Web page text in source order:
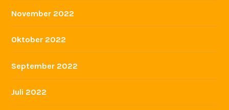
November 2022
Oktober 2022
September 2022
Juli 2022